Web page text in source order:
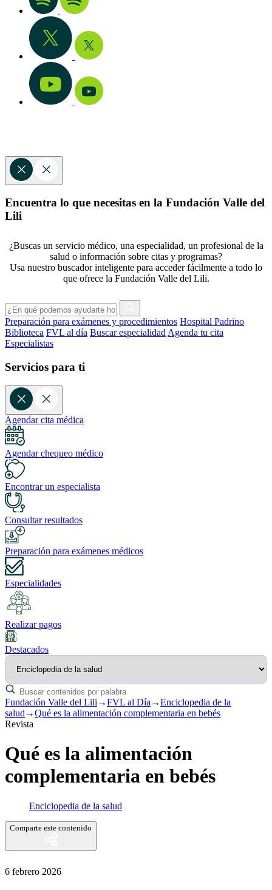
Encuentra lo que necesitas en la Fundación Valle del
Lili
¿Buscas un servicio médico, una especialidad, un profesional de la
salud o información sobre citas y programas?
Usa nuestro buscador inteligente para acceder fácilmente a todo lo
que ofrece la Fundación Valle del Lili.
Preparación para exámenes y procedimientos Hospital Padrino
Biblioteca FVL al día Buscar especialidad Agenda tu cita
Especialistas
Servicios para ti
Agendar cita médica
Agendar chequeo médico
Encontrar un especialista
Consultar resultados
Preparación para exámenes médicos
Especialidades
Realizar pagos
Destacados
Fundación Valle del Lili →FVL al Día →Enciclopedia de la
salud →Qué es la alimentación complementaria en bebés
Revista
Qué es la alimentación
complementaria en bebés
Enciclopedia de la salud
Comparte este contenido
6 febrero 2026